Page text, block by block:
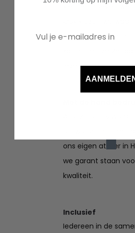
klein en hoeven we
duurzaam textiel en
leveranciers.
ons eigen atelier in
we garant staan
kwaliteit.
Inclusief
Iedereen in de